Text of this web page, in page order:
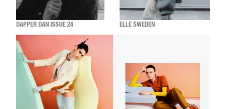
DAPPER DAN ISSUE 24 ELLE SWEDEN